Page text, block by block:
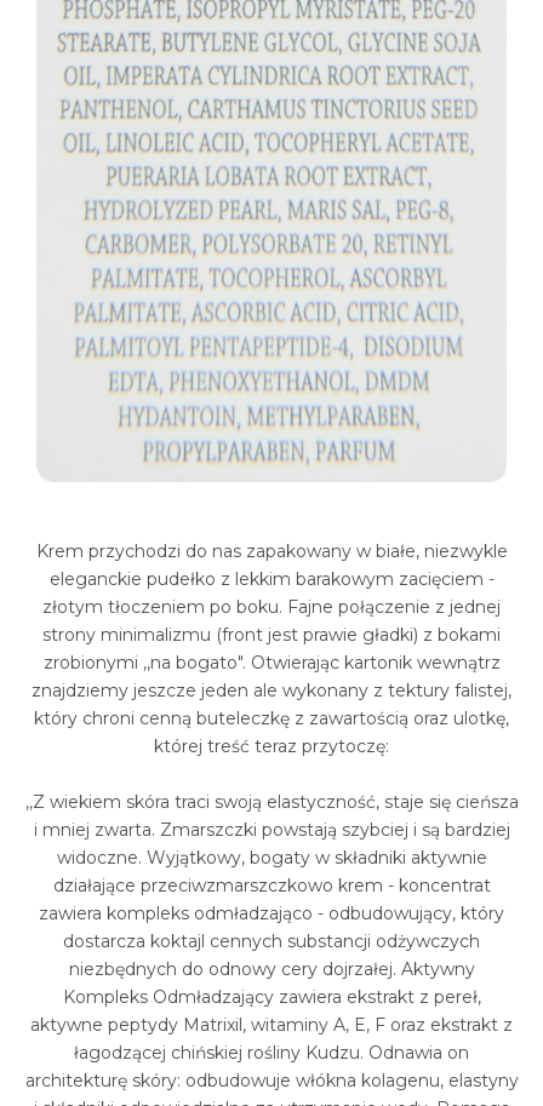
Krem przychodzi do nas zapakowany w białe, niezwykle
eleganckie pudełko z lekkim barakowym zacięciem -
złotym tłoczeniem po boku. Fajne połączenie z jednej
strony minimalizmu (front jest prawie gładki) z bokami
zrobionymi ,,na bogato". Otwierając kartonik wewnątrz
znajdziemy jeszcze jeden ale wykonany z tektury falistej,
który chroni cenną buteleczkę z zawartością oraz ulotkę,
której treść teraz przytoczę:
,,Z wiekiem skóra traci swoją elastyczność, staje się cieńsza
i mniej zwarta. Zmarszczki powstają szybciej i są bardziej
widoczne. Wyjątkowy, bogaty w składniki aktywnie
działające przeciwzmarszczkowo krem - koncentrat
zawiera kompleks odmładzająco - odbudowujący, który
dostarcza koktajl cennych substancji odżywczych
niezbędnych do odnowy cery dojrzałej. Aktywny
Kompleks Odmładzający zawiera ekstrakt z pereł,
aktywne peptydy Matrixil, witaminy A, E, F oraz ekstrakt z
łagodzącej chińskiej rośliny Kudzu. Odnawia on
architekturę skóry: odbudowuje włókna kolagenu, elastyny